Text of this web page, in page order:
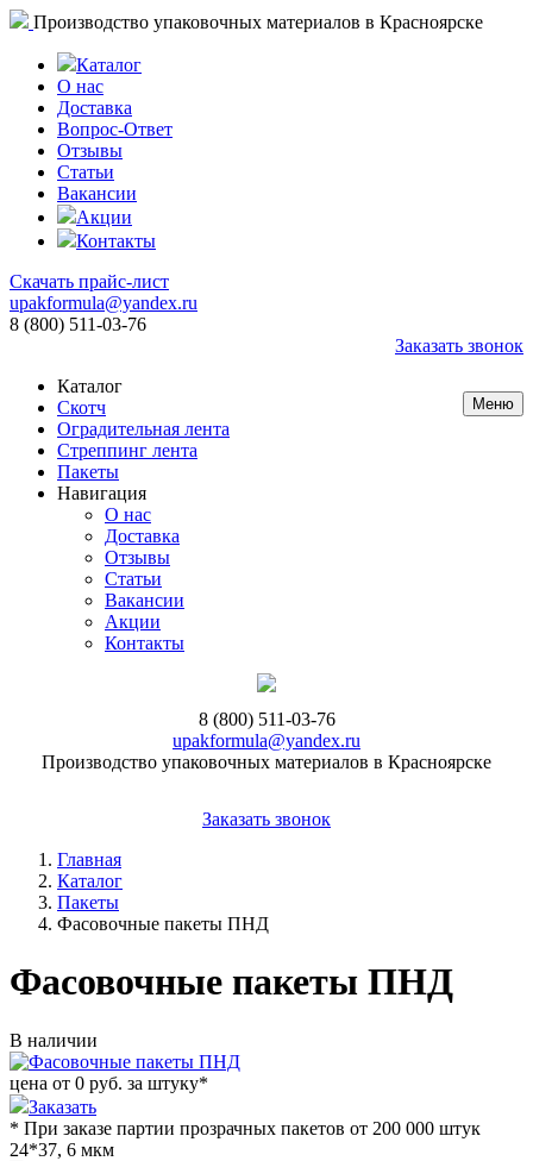
Производство упаковочных материалов в Красноярске
Каталог
О нас
Доставка
Вопрос-Ответ
Отзывы
Статьи
Вакансии
Акции
Контакты
Скачать прайс-лист
upakformula@yandex.ru
8 (800) 511-03-76
Заказать звонок
Меню
Каталог
Скотч
Оградительная лента
Стреппинг лента
Пакеты
Навигация
О нас
Доставка
Отзывы
Статьи
Вакансии
Акции
Контакты
8 (800) 511-03-76
upakformula@yandex.ru
Производство упаковочных материалов в Красноярске
Заказать звонок
Главная
Каталог
Пакеты
Фасовочные пакеты ПНД
Фасовочные пакеты ПНД
В наличии
цена от 0 руб. за штуку*
Заказать
* При заказе партии прозрачных пакетов от 200 000 штук
24*37, 6 мкм